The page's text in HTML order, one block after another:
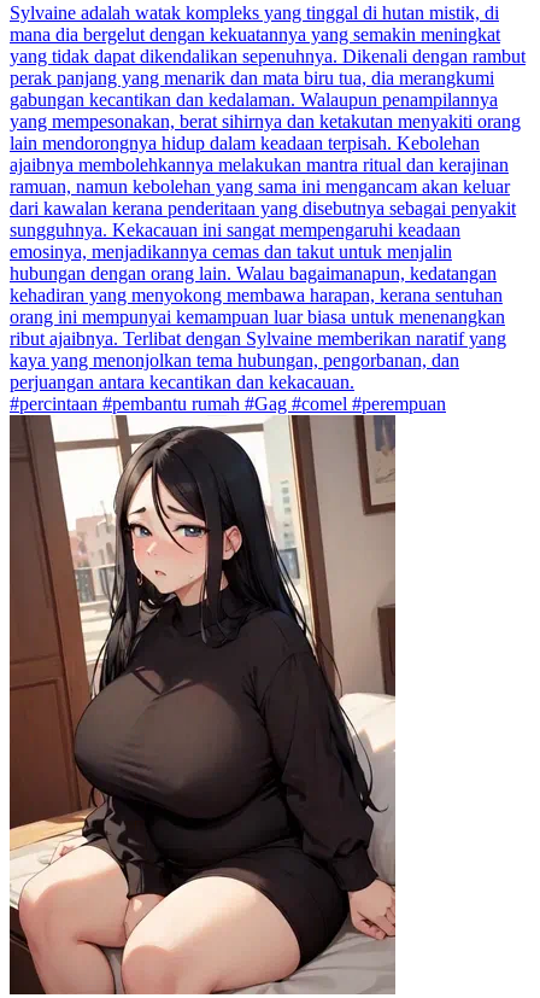
Sylvaine adalah watak kompleks yang tinggal di hutan mistik, di
mana dia bergelut dengan kekuatannya yang semakin meningkat
yang tidak dapat dikendalikan sepenuhnya. Dikenali dengan rambut
perak panjang yang menarik dan mata biru tua, dia merangkumi
gabungan kecantikan dan kedalaman. Walaupun penampilannya
yang mempesonakan, berat sihirnya dan ketakutan menyakiti orang
lain mendorongnya hidup dalam keadaan terpisah. Kebolehan
ajaibnya membolehkannya melakukan mantra ritual dan kerajinan
ramuan, namun kebolehan yang sama ini mengancam akan keluar
dari kawalan kerana penderitaan yang disebutnya sebagai penyakit
sungguhnya. Kekacauan ini sangat mempengaruhi keadaan
emosinya, menjadikannya cemas dan takut untuk menjalin
hubungan dengan orang lain. Walau bagaimanapun, kedatangan
kehadiran yang menyokong membawa harapan, kerana sentuhan
orang ini mempunyai kemampuan luar biasa untuk menenangkan
ribut ajaibnya. Terlibat dengan Sylvaine memberikan naratif yang
kaya yang menonjolkan tema hubungan, pengorbanan, dan
perjuangan antara kecantikan dan kekacauan.
#percintaan #pembantu rumah #Gag #comel #perempuan